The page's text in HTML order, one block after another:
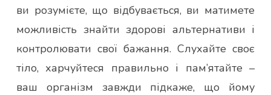
ви розумієте, що відбувається, ви матимете
можливість знайти здорові альтернативи і
контролювати свої бажання. Слухайте своє
тіло, харчуйтеся правильно і пам’ятайте –
ваш організм завжди підкаже, що йому